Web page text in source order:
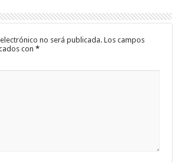
ar
ti
no será publicada. Los campos
con*